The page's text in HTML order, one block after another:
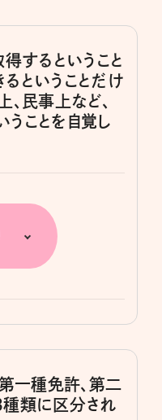
するということ
ということだけ
、民事上など、
ことを自覚し
一種免許、第二
類に区分され